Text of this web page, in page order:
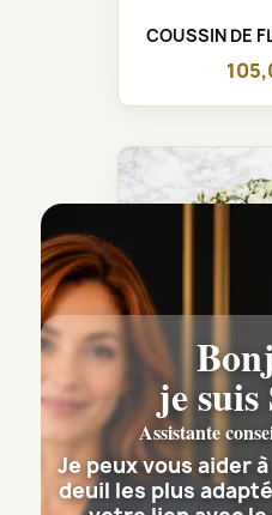
COUSSIN DE
COURONNE DE
je suis
Assistante
Je peux vous aider
deuil les plus